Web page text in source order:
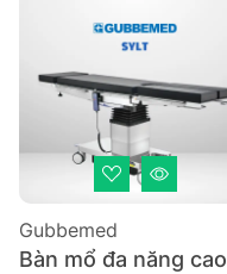
Gubbemed
Bàn mổ đa năng cao